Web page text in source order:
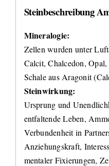
Steinbeschreibung
Mineralogie:
Zellen wurden unter
Calcit, Chalcedon,
Schale aus Aragonit
Steinwirkung:
Ursprung und
entfaltende Leben,
Verbundenheit in
Anziehungskraft,
mentaler Fixierungen,